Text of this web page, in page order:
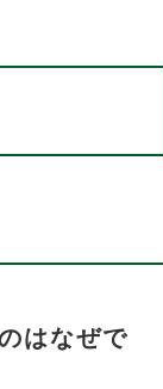
はなぜで